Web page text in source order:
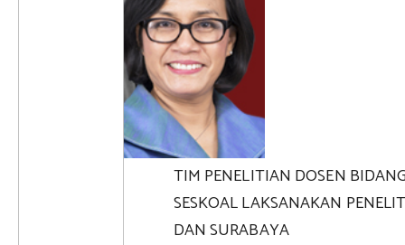
TIM PENELITIAN DOSEN
SESKOAL LAKSANAKAN
DAN SURABAYA